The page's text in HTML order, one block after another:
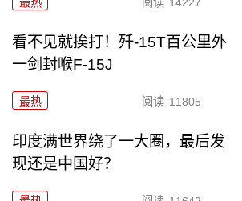
最热 阅读 14227
看不见就挨打！歼-15T百公里外
一剑封喉F-15J
最热 阅读 11805
印度满世界绕了一大圈，最后发
现还是中国好？